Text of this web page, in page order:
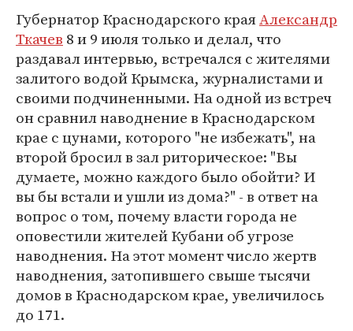
Губернатор Краснодарского краяАлександр
Ткачев 8 и 9 июля только и делал, что
раздавал интервью, встречался с жителями
залитого водой Крымска, журналистами и
своими подчиненными. На одной из встреч
он сравнил наводнение в Краснодарском
крае с цунами, которого "не избежать", на
второй бросил в зал риторическое: "Вы
думаете, можно каждого было обойти? И
вы бы встали и ушли из дома?" - в ответ на
вопрос о том, почему власти города не
оповестили жителей Кубани об угрозе
наводнения. На этот момент число жертв
наводнения, затопившего свыше тысячи
домов в Краснодарском крае, увеличилось
до 171.